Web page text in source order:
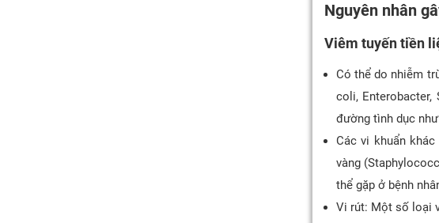
Nguyên nhân
Viêm tuyến tiền
Có thể do nhiễm
coli,
đường tình dục
Các vi khuẩn
vàng
thể gặp ở bệnh
Vi rút: Một số loại